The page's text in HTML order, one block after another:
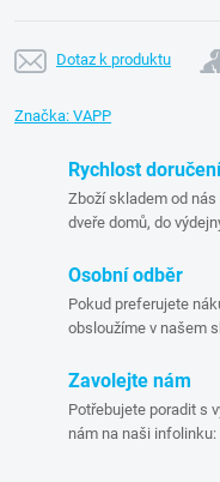
Dotaz k produktu
Značka: VAPP
Rychlost doručení
Zboží skladem od
dveře domů, do
Osobní odběr
Pokud preferujete
obsloužíme v našem
Zavolejte nám
Potřebujete poradit s
nám na naši infolinku: